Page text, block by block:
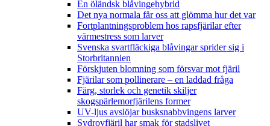
En öländsk blåvingehybrid
Det nya normala får oss att glömma hur det var
Fortplantningsproblem hos rapsfjärilar efter
värmestress som larver
Svenska svartfläckiga blåvingar sprider sig i
Storbritannien
Förskjuten blomning som försvar mot fjäril
Fjärilar som pollinerare – en laddad fråga
Färg, storlek och genetik skiljer
skogspärlemorfjärilens former
UV-ljus avslöjar busksnabbvingens larver
Sydrovfjäril har smak för stadslivet